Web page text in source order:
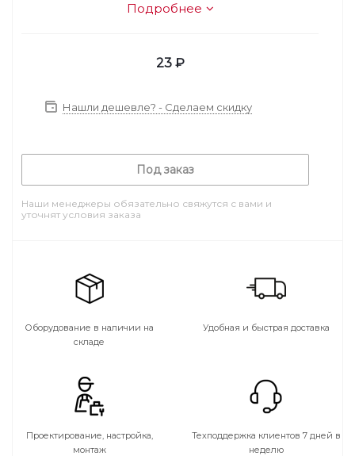
Подробнее
23₽
Нашли дешевле? - Сделаем скидку
Под заказ
Наши менеджеры обязательно свяжутся с вами и
уточнят условия заказа
Оборудование в наличии на
складе
Удобная и быстрая доставка
Проектирование, настройка,
монтаж
Техподдержка клиентов 7 дней в
неделю